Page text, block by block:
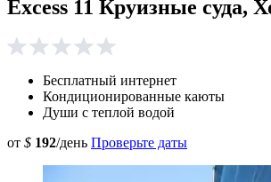
Excess 11 Круизные суда,
Бесплатный интернет
Кондиционированные каюты
Души с теплой водой
от $ 192/день Проверьте даты